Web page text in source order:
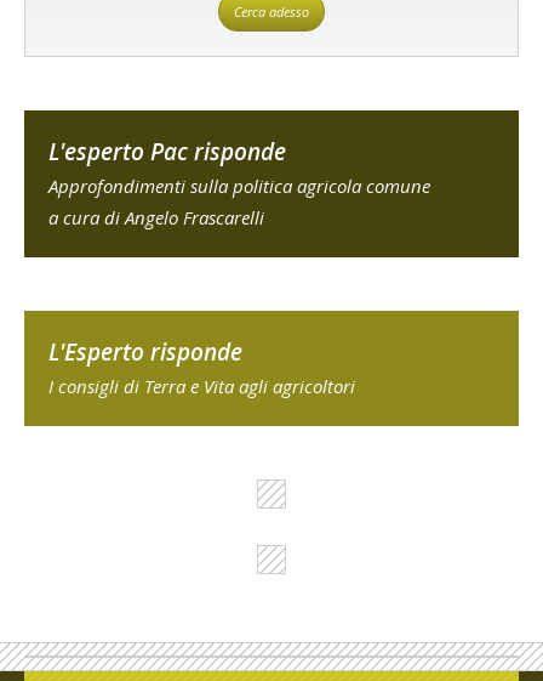
Cerca adesso
L'esperto Pac risponde
Approfondimenti sulla politica agricola comune
a cura di Angelo Frascarelli
L'Esperto risponde
I consigli di Terra e Vita agli agricoltori